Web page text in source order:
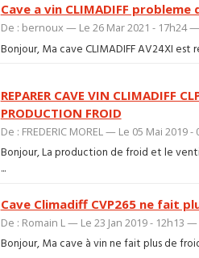
Cave a vin CLIMADIFF
De : bernoux — Le 26 Mar 2021 - 17h24 —
Bonjour, Ma cave CLIMADIFF AV24XI est
REPARER CAVE VIN CLIMADIFF
PRODUCTION FROID
De : FREDERIC MOREL — Le 05 Mai 2019
Bonjour, La production de froid et le
...
Cave Climadiff CVP265 ne fait
De : Romain L — Le 23 Jan 2019 - 12h13 —
Bonjour, Ma cave à vin ne fait plus de